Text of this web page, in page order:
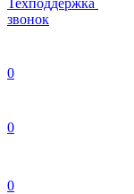
Техподдержка
звонок
0
0
0